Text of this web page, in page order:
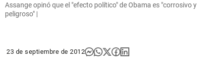
Assange opinó que el "efecto político" de Obama es "corrosivo y
peligroso" |
23 de septiembre de 2012